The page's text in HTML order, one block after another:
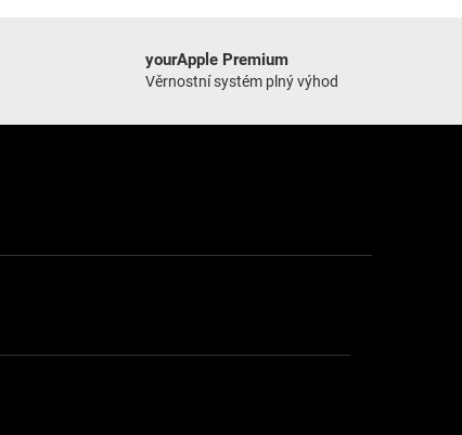
yourApple Premium
Věrnostní systém plný výhod